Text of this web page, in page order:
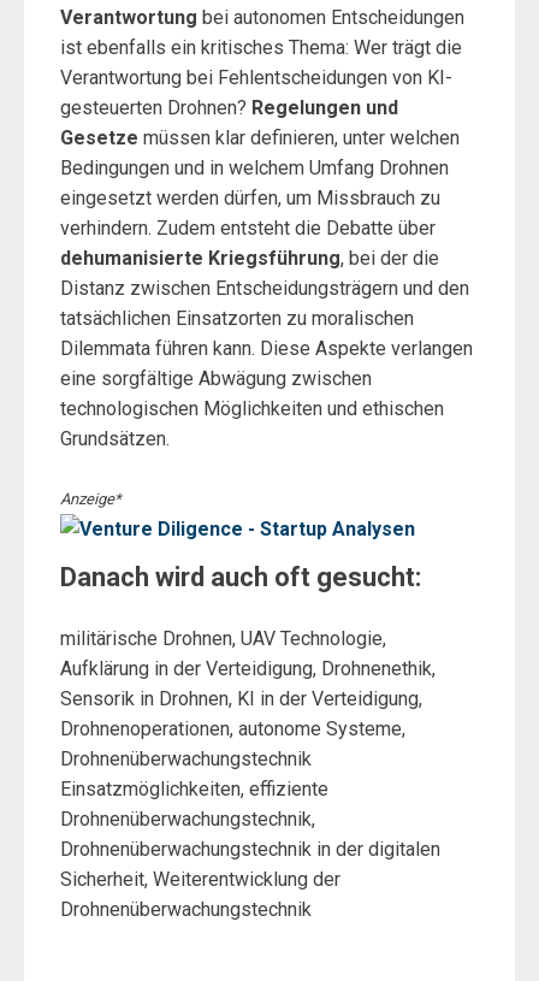
Verantwortung bei autonomen Entscheidungen
ist ebenfalls ein kritisches Thema: Wer trägt die
Verantwortung bei Fehlentscheidungen von KI-
gesteuerten Drohnen? Regelungen und
Gesetze müssen klar definieren, unter welchen
Bedingungen und in welchem Umfang Drohnen
eingesetzt werden dürfen, um Missbrauch zu
verhindern. Zudem entsteht die Debatte über
dehumanisierte Kriegsführung, bei der die
Distanz zwischen Entscheidungsträgern und den
tatsächlichen Einsatzorten zu moralischen
Dilemmata führen kann. Diese Aspekte verlangen
eine sorgfältige Abwägung zwischen
technologischen Möglichkeiten und ethischen
Grundsätzen.
Anzeige*
Danach wird auch oft gesucht:
militärische Drohnen, UAV Technologie,
Aufklärung in der Verteidigung, Drohnenethik,
Sensorik in Drohnen, KI in der Verteidigung,
Drohnenoperationen, autonome Systeme,
Drohnenüberwachungstechnik
Einsatzmöglichkeiten, effiziente
Drohnenüberwachungstechnik,
Drohnenüberwachungstechnik in der digitalen
Sicherheit, Weiterentwicklung der
Drohnenüberwachungstechnik